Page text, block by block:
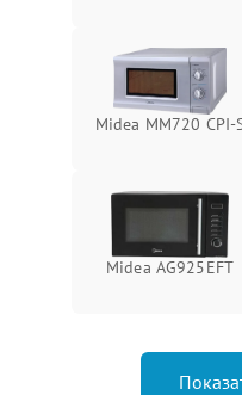
Midea MM720 CPI-
Midea AG925EFT